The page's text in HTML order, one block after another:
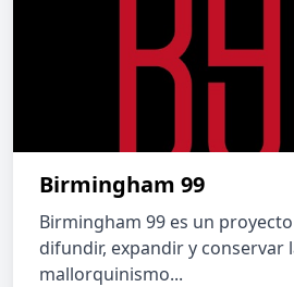
Birmingham 99
Birmingham 99 es un
difundir, expandir y conservar
mallorquinismo...